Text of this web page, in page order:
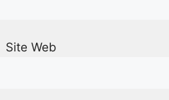
Site Web